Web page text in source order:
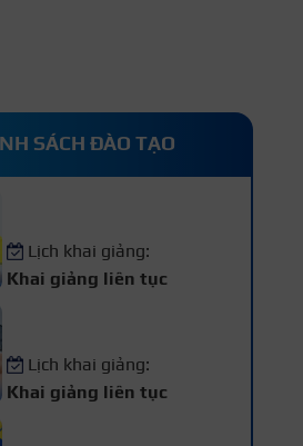
SÁCH ĐÀO TẠO
Lịch khai giảng:
Khai giảng liên tục
Lịch khai giảng:
Khai giảng liên tục